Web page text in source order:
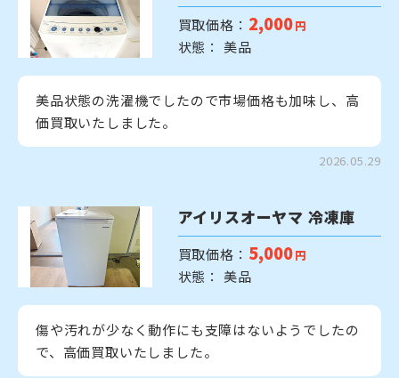
買取価格： 2,000 円
状態： 美品
美品状態の洗濯機でしたので市場価格も加味し、高
価買取いたしました。
2026.05.29
アイリスオーヤマ 冷凍庫
買取価格： 5,000 円
状態： 美品
傷や汚れが少なく動作にも支障はないようでしたの
で、高価買取いたしました。